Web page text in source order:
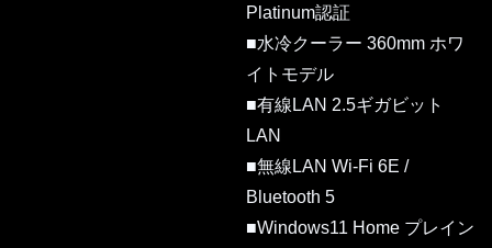
Platinum認証
■水冷クーラー 360mm ホワ
イトモデル
■有線LAN 2.5ギガビット
LAN
■無線LAN Wi-Fi 6E /
Bluetooth 5
■Windows11 Home プレイン